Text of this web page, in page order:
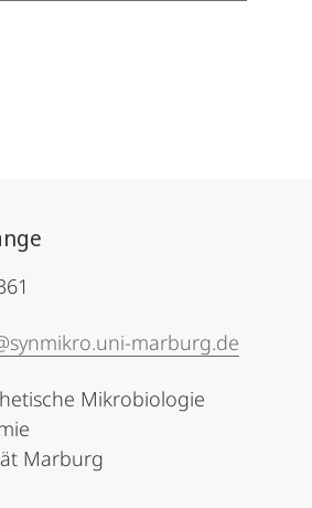
marburg.de
Mikrobiologie
Marburg